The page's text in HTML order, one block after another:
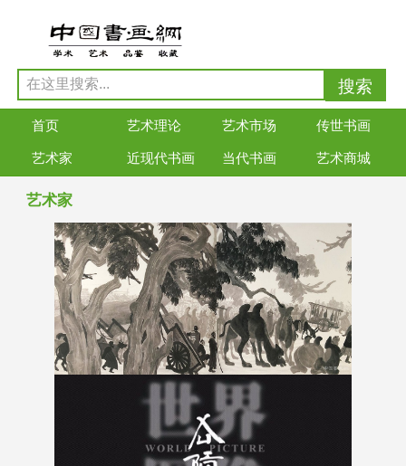
首页 艺术理论 艺术市场 传世书画
艺术家 近现代书画 当代书画 艺术商城
艺术家